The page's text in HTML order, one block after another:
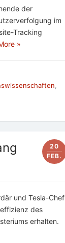
der
im
Tracking
»
20
FEB.
und Tesla-Chef
des
erhalten.